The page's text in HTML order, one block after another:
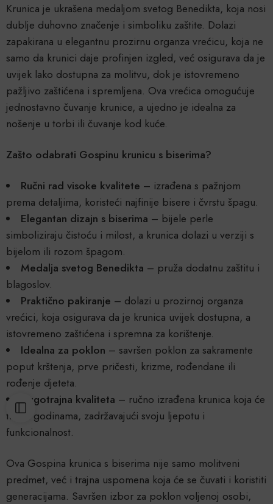
Krunica je ukrašena medaljom svetog Benedikta, koja nosi
dublje duhovno značenje i simboliku zaštite. Dolazi
zapakirana u elegantnu prozirnu organza vrećicu, koja ne
samo da krunici daje profinjen izgled, već osigurava da je
uvijek lako dostupna za molitvu, dok je istovremeno
pažljivo zaštićena i spremljena. Ova vrećica omogućuje
jednostavno čuvanje krunice, a ujedno je idealna za
nošenje u torbi ili čuvanje kod kuće.
Zašto odabrati Gospinu krunicu s biserima?
Ručni rad visoke kvalitete – izrađena s pažnjom
prema detaljima, koristeći najfinije bisere i čvrstu špagu.
Elegantan dizajn s biserima – bijele perle
simboliziraju čistoću i milost, a krunica dolazi u verziji s
bijelom ili rozom špagom.
Medalja svetog Benedikta – pruža dodatnu zaštitu i
blagoslov.
Praktično pakiranje – dolazi u prozirnoj organza
vrećici, koja osigurava da je krunica uvijek dostupna, a
istovremeno zaštićena i spremna za korištenje.
Idealna za poklon – savršen poklon za sakramente
poput krštenja, prve pričesti, krizme, rođendane ili
rođenje djeteta.
Dugotrajna kvaliteta – ručno izrađena krunica koja će
trajati godinama, zadržavajući svoju ljepotu i
funkcionalnost.
Ova Gospina krunica s biserima nije samo molitveni
predmet, već i trajna uspomena koja će se čuvati i koristiti
generacijama. Savršen izbor za poklon voljenoj osobi,